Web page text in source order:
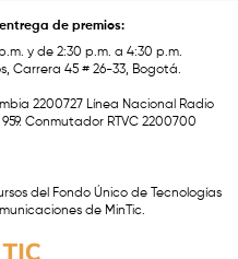
de premios:
y de 2:30 p.m. a 4:30 p.m.
Carrera 45 # 26-33, Bogotá.
2200727 Línea Nacional Radio
Conmutador RTVC 2200700
del Fondo Único de Tecnologías
de MinTic.